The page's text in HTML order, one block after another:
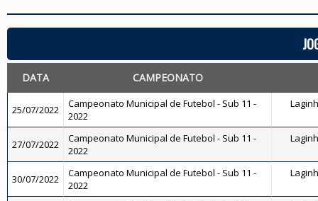
DATA CAMPEONATO
25/07/2022
Campeonato Municipal de Futebol - Sub 11 -
2022
27/07/2022
Campeonato Municipal de Futebol - Sub 11 -
2022
30/07/2022
Campeonato Municipal de Futebol - Sub 11 -
2022